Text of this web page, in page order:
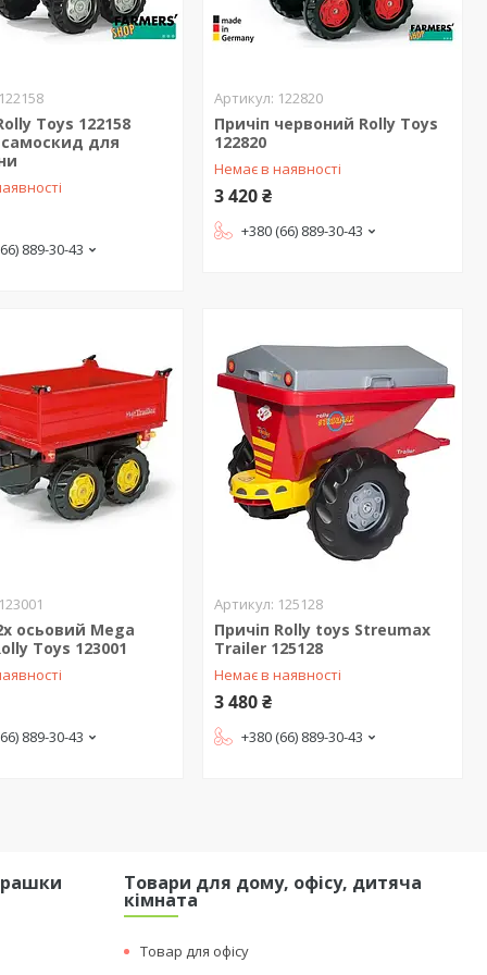
Toys 122158
самоскид для
889-30-43
122820
Причіп червоний Rolly Toys
122820
Немає в наявності
3 420 ₴
+380 (66) 889-30-43
осьовий Mega
Toys 123001
889-30-43
125128
Причіп Rolly toys Streumax
Trailer 125128
Немає в наявності
3 480 ₴
+380 (66) 889-30-43
Товари для дому, офісу, дитяча
кімната
Товар для офісу